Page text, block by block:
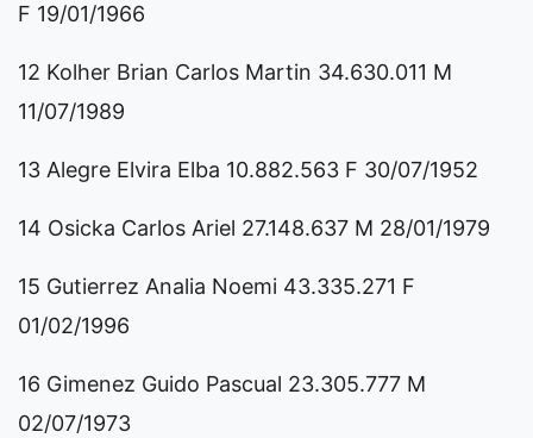
F 19/01/1966
12 Kolher Brian Carlos Martin 34.630.011 M
11/07/1989
13 Alegre Elvira Elba 10.882.563 F 30/07/1952
14 Osicka Carlos Ariel 27.148.637 M 28/01/1979
15 Gutierrez Analia Noemi 43.335.271 F
01/02/1996
16 Gimenez Guido Pascual 23.305.777 M
02/07/1973